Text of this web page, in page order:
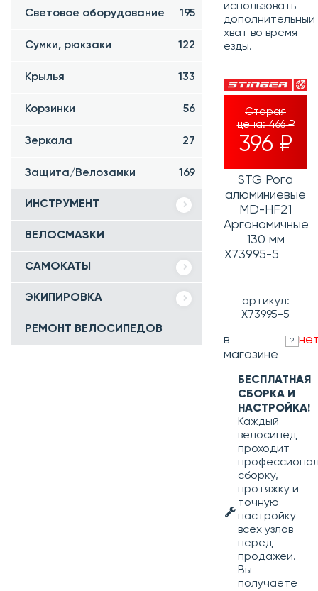
Световое оборудование 195
Сумки, рюкзаки 122
Крылья 133
Корзинки 56
Зеркала 27
Защита/Велозамки 169
ИНСТРУМЕНТ
ВЕЛОСМАЗКИ
САМОКАТЫ
ЭКИПИРОВКА
РЕМОНТ ВЕЛОСИПЕДОВ
использовать
дополнительный
хват во время
езды.
Старая
цена:466 ₽
396 ₽
STG Рога
алюминиевые
MD-HF21
Аргономичные
130 мм
Х73995-5
артикул:
Х73995-5
в
магазине
?
БЕСПЛАТНАЯ
СБОРКА И
НАСТРОЙКА!
Каждый
велосипед
проходит
сборку,
протяжку и
точную
настройку
всех узлов
перед
продажей.
Вы
получаете